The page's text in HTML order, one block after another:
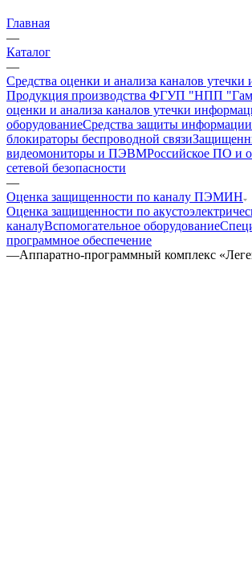
Главная
—
Каталог
—
Средства оценки и анализа каналов
Продукция производства ФГУП "НПП
оценки и анализа каналов утечки
оборудованиеСредства защиты информации
блокираторы беспроводной связи
видеомониторы и ПЭВМРоссийское ПО и
сетевой безопасности
—
Оценка защищенности по каналу ПЭМИН
Оценка защищенности по
каналуВспомогательное оборудование
программное обеспечение
—Аппаратно-программный комплекс